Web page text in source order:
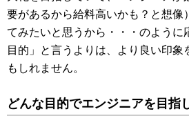
要があるから給料高いかも？と想像
てみたいと思うから・・・のように
目的」と言うよりは、より良い印象
もしれません。
どんな目的でエンジニアを目指